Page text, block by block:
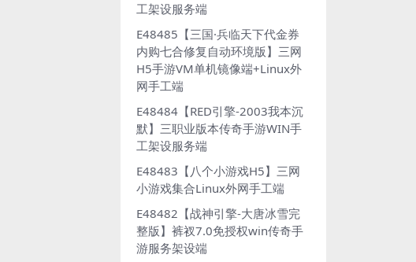
工架设服务端
E48485【三国·兵临天下代金券
内购七合修复自动环境版】三网
H5手游VM单机镜像端+Linux外
网手工端
E48484【RED引擎-2003我本沉
默】三职业版本传奇手游WIN手
工架设服务端
E48483【八个小游戏H5】三网
小游戏集合Linux外网手工端
E48482【战神引擎-大唐冰雪完
整版】裤衩7.0免授权win传奇手
游服务架设端